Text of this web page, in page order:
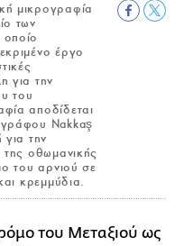
μικρογραφία
των
έργο
για την
του
αποδίδεται
Nakkaş
για την
της οθωμανικής
του αρνιού σε
κρεμμύδια.
του Μεταξιού ως